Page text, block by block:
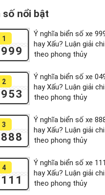
số nổi bật
1
Ý nghĩa biển số xe
hay Xấu? Luận giải
theo phong thủy
2
Ý nghĩa biển số xe
hay Xấu? Luận giải
theo phong thủy
3
Ý nghĩa biển số xe
hay Xấu? Luận giải
theo phong thủy
4
Ý nghĩa biển số xe
hay Xấu? Luận giải
theo phong thủy